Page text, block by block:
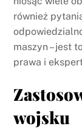
również
maszyn – jest
prawa i
wojsku